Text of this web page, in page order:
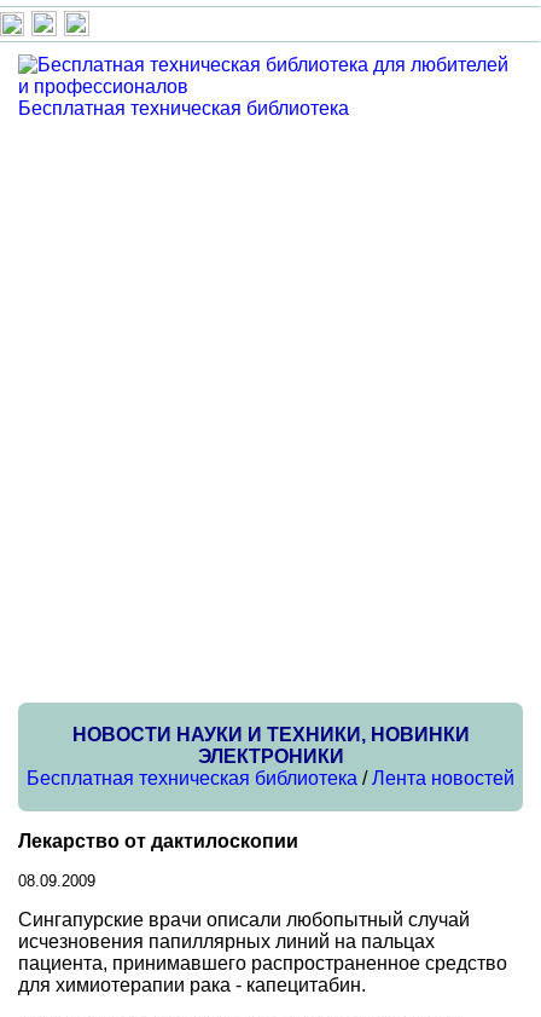
Бесплатная техническая библиотека
НОВОСТИ НАУКИ И ТЕХНИКИ, НОВИНКИ
ЭЛЕКТРОНИКИ
Бесплатная техническая библиотека /Лента новостей
Лекарство от дактилоскопии
08.09.2009
Сингапурские врачи описали любопытный случай
исчезновения папиллярных линий на пальцах
пациента, принимавшего распространенное средство
для химиотерапии рака - капецитабин.